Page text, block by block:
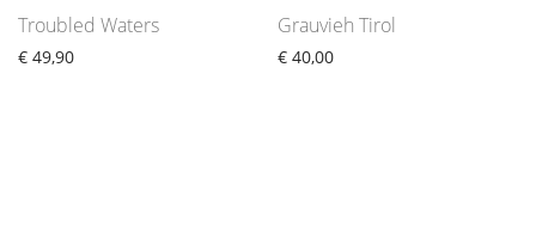
Troubled Waters
€ 49,90
Grauvieh Tirol
€ 40,00